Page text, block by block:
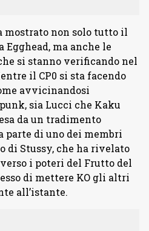
mostrato non solo tutto il
Egghead, ma anche le
si stanno verificando nel
il CP0 si sta facendo
avvicinandosi
sia Lucci che Kaku
da un tradimento
parte di uno dei membri
di Stussy, che ha rivelato
i poteri del Frutto del
di mettere KO gli altri
all’istante.